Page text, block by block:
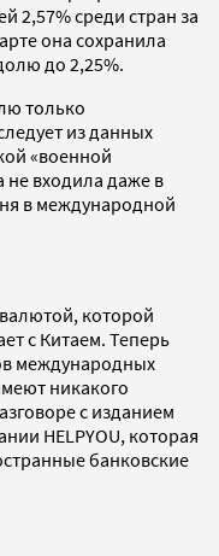
2,57% среди стран за
она сохранила
до 2,25%.
только
из данных
«военной
не входила даже в
в международной
которой
с Китаем. Теперь
международных
никакого
с изданием
HELPYOU, которая
банковские